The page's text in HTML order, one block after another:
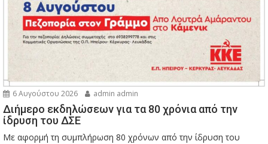
6 Αυγούστου 2026 admin admin
Διήμερο εκδηλώσεων για τα 80 χρόνια από την
ίδρυση του ΔΣΕ
Με αφορμή τη συμπλήρωση 80 χρόνων από την ίδρυση του